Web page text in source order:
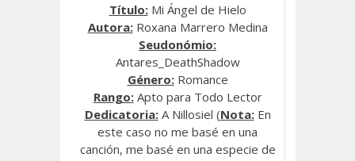
Título:Mi Ángel de Hielo
Autora:Roxana Marrero Medina
Seudonómio:
Antares_DeathShadow
Género:Romance
Rango:Apto para Todo Lector
Dedicatoria:A Nillosiel (Nota:En
este caso no me basé en una
canción, me basé en una especie de